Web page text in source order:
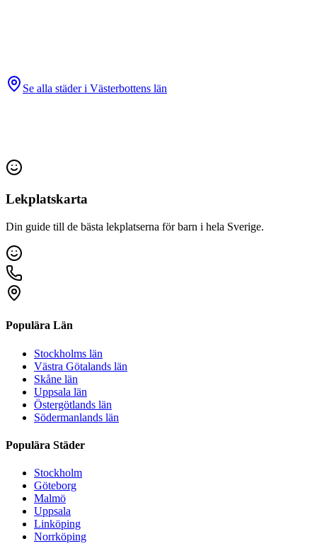
Se alla städer i Västerbottens län
Lekplatskarta
Din guide till de bästa lekplatserna för barn i hela Sverige.
Populära Län
Stockholms län
Västra Götalands län
Skåne län
Uppsala län
Östergötlands län
Södermanlands län
Populära Städer
Stockholm
Göteborg
Malmö
Uppsala
Linköping
Norrköping